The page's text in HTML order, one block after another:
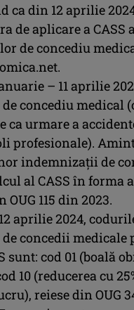
ca din 12 aprilie
de aplicare a CASS
de concediu
– 11 aprilie
concediu medical
ca urmare a
profesionale).
indemnizaţii de
al CASS în forma
115 din 2023.
aprilie 2024,
concedii medicale
sunt: cod 01 (boală
10 (reducerea cu
reiese din OUG